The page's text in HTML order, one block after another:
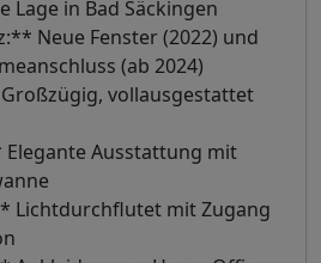
Lage in Bad Säckingen
Neue Fenster (2022) und
(ab 2024)
vollausgestattet
Ausstattung mit
Lichtdurchflutet mit Zugang